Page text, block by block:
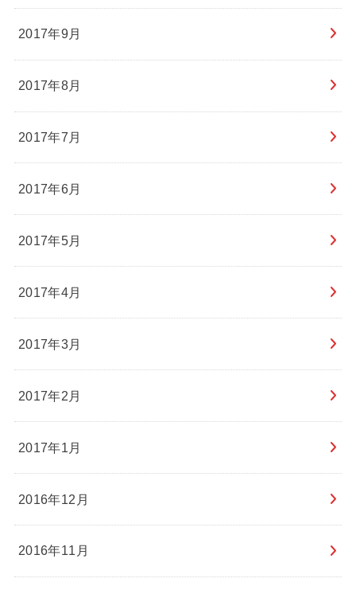
2017年9月
2017年8月
2017年7月
2017年6月
2017年5月
2017年4月
2017年3月
2017年2月
2017年1月
2016年12月
2016年11月